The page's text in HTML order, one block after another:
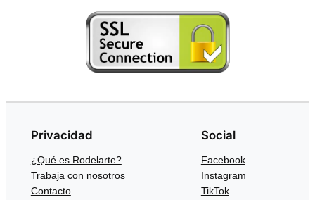
Privacidad
¿Qué es Rodelarte?
Trabaja con nosotros
Contacto
Social
Facebook
Instagram
TikTok